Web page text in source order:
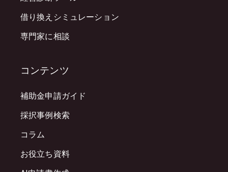
借り換えシミュレーション
専門家に相談
コンテンツ
補助金申請ガイド
採択事例検索
コラム
お役立ち資料